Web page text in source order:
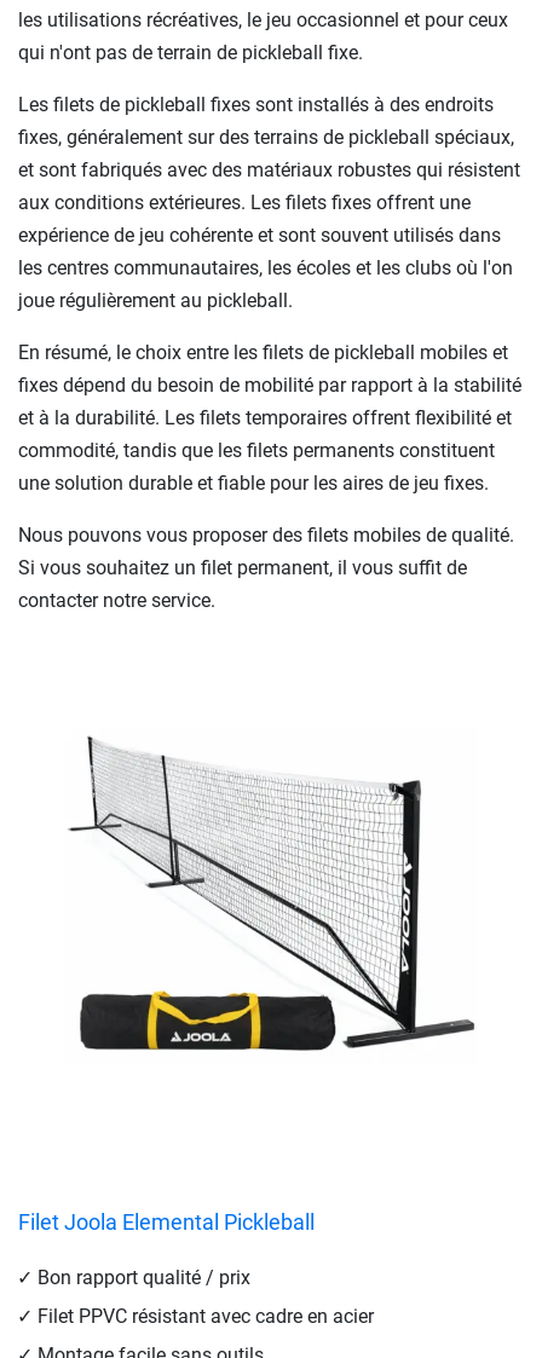
les utilisations récréatives, le jeu occasionnel et pour ceux
qui n'ont pas de terrain de pickleball fixe.
Les filets de pickleball fixes sont installés à des endroits
fixes, généralement sur des terrains de pickleball spéciaux,
et sont fabriqués avec des matériaux robustes qui résistent
aux conditions extérieures. Les filets fixes offrent une
expérience de jeu cohérente et sont souvent utilisés dans
les centres communautaires, les écoles et les clubs où l'on
joue régulièrement au pickleball.
En résumé, le choix entre les filets de pickleball mobiles et
fixes dépend du besoin de mobilité par rapport à la stabilité
et à la durabilité. Les filets temporaires offrent flexibilité et
commodité, tandis que les filets permanents constituent
une solution durable et fiable pour les aires de jeu fixes.
Nous pouvons vous proposer des filets mobiles de qualité.
Si vous souhaitez un filet permanent, il vous suffit de
contacter notre service.
Filet Joola Elemental Pickleball
Bon rapport qualité / prix
Filet PPVC résistant avec cadre en acier